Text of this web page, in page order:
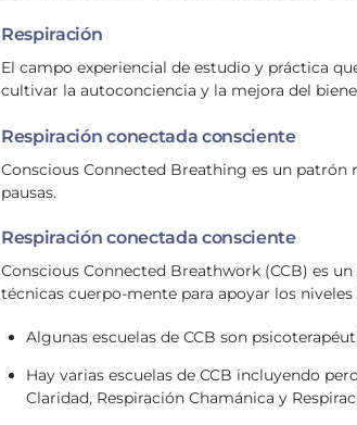
Respiración
El campo experiencial de estudio y práctica
cultivar la autoconciencia y la mejora del
Respiración conectada consciente
Conscious Connected Breathing es un
pausas.
Respiración conectada consciente
Conscious Connected Breathwork (CCB) es
técnicas cuerpo-mente para apoyar los
Algunas escuelas de CCB son
Hay varias escuelas de CCB incluyendo
Claridad, Respiración Chamánica y